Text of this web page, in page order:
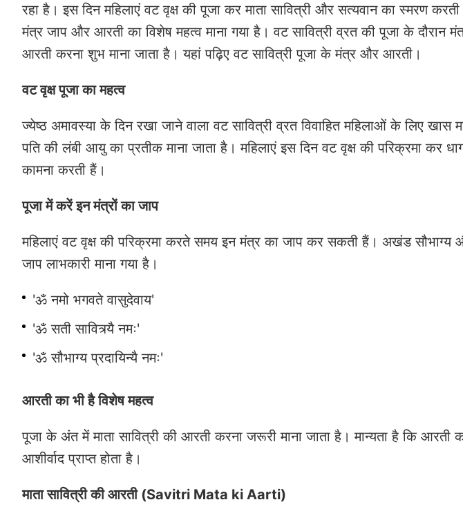
रहा है। इस दिन महिलाएं वट वृक्ष की पूजा कर माता सावित्री और सत्यवान का स्मरण
मंत्र जाप और आरती का विशेष महत्व माना गया है। वट सावित्री व्रत की पूजा के दौरान
आरती करना शुभ माना जाता है। यहां पढ़िए वट सावित्री पूजा के मंत्र और आरती।
वट वृक्ष पूजा का महत्व
ज्येष्ठ अमावस्या के दिन रखा जाने वाला वट सावित्री व्रत विवाहित महिलाओं के लिए
पति की लंबी आयु का प्रतीक माना जाता है। महिलाएं इस दिन वट वृक्ष की परिक्रमा कर
कामना करती हैं।
पूजा में करें इन मंत्रों का जाप
महिलाएं वट वृक्ष की परिक्रमा करते समय इन मंत्र का जाप कर सकती हैं। अखंड सौभाग्य
जाप लाभकारी माना गया है।
'ॐ नमो भगवते वासुदेवाय'
'ॐ सती सावित्र्यै नमः'
'ॐ सौभाग्य प्रदायिन्यै नमः'
आरती का भी है विशेष महत्व
पूजा के अंत में माता सावित्री की आरती करना जरूरी माना जाता है। मान्यता है कि आरती
आशीर्वाद प्राप्त होता है।
माता सावित्री की आरती (Savitri Mata ki Aarti)